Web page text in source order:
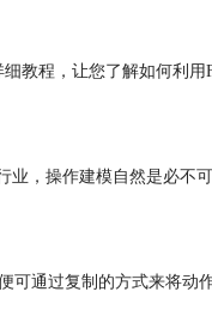
教程，让您了解如何利用
，操作建模自然是必不
可通过复制的方式来将动